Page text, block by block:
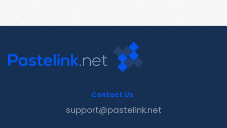
Contact Us
support@pastelink.net